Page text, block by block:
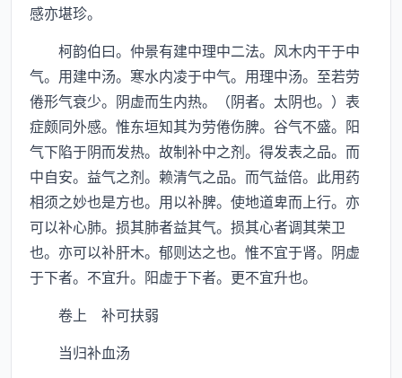
感亦堪珍。
柯韵伯曰。仲景有建中理中二法。风木内干于中
气。用建中汤。寒水内凌于中气。用理中汤。至若劳
倦形气衰少。阴虚而生内热。（阴者。太阴也。）表
症颇同外感。惟东垣知其为劳倦伤脾。谷气不盛。阳
气下陷于阴而发热。故制补中之剂。得发表之品。而
中自安。益气之剂。赖清气之品。而气益倍。此用药
相须之妙也是方也。用以补脾。使地道卑而上行。亦
可以补心肺。损其肺者益其气。损其心者调其荣卫
也。亦可以补肝木。郁则达之也。惟不宜于肾。阴虚
于下者。不宜升。阳虚于下者。更不宜升也。
卷上 补可扶弱
当归补血汤